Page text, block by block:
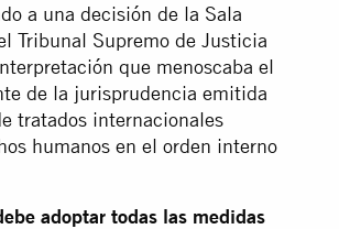
a una decisión de la Sala
Tribunal Supremo de Justicia
que menoscaba el
de la jurisprudencia emitida
tratados internacionales
humanos en el orden interno
adoptar todas las medidas